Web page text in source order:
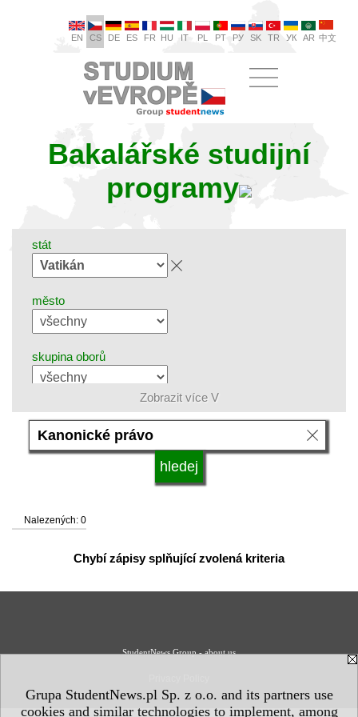
Grupa StudentNews.pl Sp. z o.o. and its partners use
cookies and similar technologies to implement, among
EN CS DE ES FR HU IT PL PT РУ SK TR УК AR 中文
Bakalářské studijní
programy
stát
město
skupina oborů
jazyk
Zobrazit více V
Nalezených: 0
Chybí zápisy splňující zvolená kriteria
StudentNews Group - about us